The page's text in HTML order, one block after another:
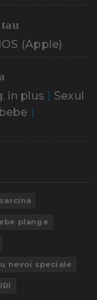
(Apple)
in plus | Sexul
|
plange
nevoi speciale